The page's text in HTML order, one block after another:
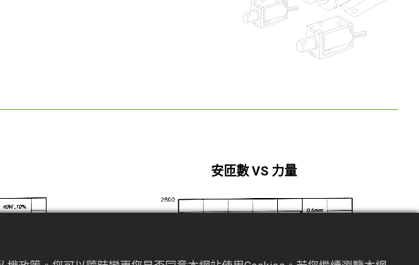
安匝數 VS 力量